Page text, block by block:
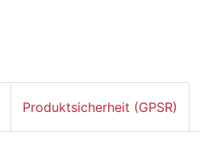
Produktsicherheit (GPSR)